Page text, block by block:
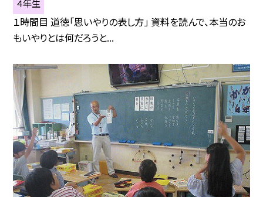
４年生
１時間目 道徳「思いやりの表し方」 資料を読んで、本当のお
もいやりとは何だろうと...